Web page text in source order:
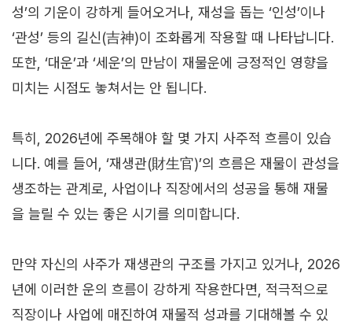
성’의 기운이 강하게 들어오거나, 재성을 돕는 ‘인성’이나
‘관성’ 등의 길신(吉神)이 조화롭게 작용할 때 나타납니다.
또한, ‘대운’과 ‘세운’의 만남이 재물운에 긍정적인 영향을
미치는 시점도 놓쳐서는 안 됩니다.
특히, 2026년에 주목해야 할 몇 가지 사주적 흐름이 있습
니다. 예를 들어, ‘재생관(財生官)’의 흐름은 재물이 관성을
생조하는 관계로, 사업이나 직장에서의 성공을 통해 재물
을 늘릴 수 있는 좋은 시기를 의미합니다.
만약 자신의 사주가 재생관의 구조를 가지고 있거나, 2026
년에 이러한 운의 흐름이 강하게 작용한다면, 적극적으로
직장이나 사업에 매진하여 재물적 성과를 기대해볼 수 있